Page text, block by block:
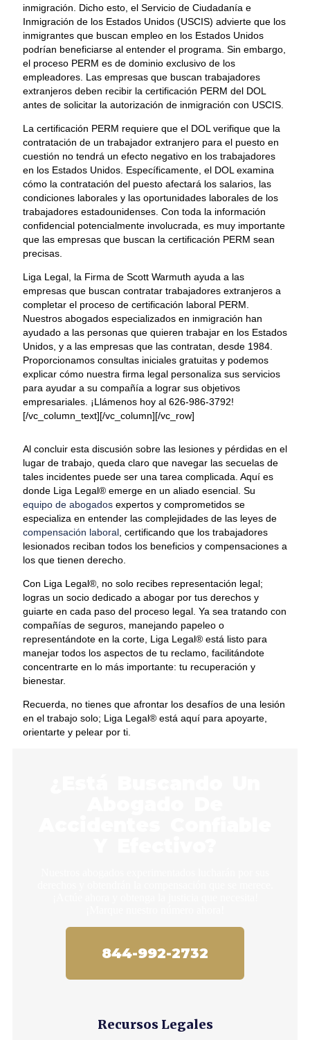
inmigración. Dicho esto, el Servicio de Ciudadanía e
Inmigración de los Estados Unidos (USCIS) advierte que los
inmigrantes que buscan empleo en los Estados Unidos
podrían beneficiarse al entender el programa. Sin embargo,
el proceso PERM es de dominio exclusivo de los
empleadores. Las empresas que buscan trabajadores
extranjeros deben recibir la certificación PERM del DOL
antes de solicitar la autorización de inmigración con USCIS.
La certificación PERM requiere que el DOL verifique que la
contratación de un trabajador extranjero para el puesto en
cuestión no tendrá un efecto negativo en los trabajadores
en los Estados Unidos. Específicamente, el DOL examina
cómo la contratación del puesto afectará los salarios, las
condiciones laborales y las oportunidades laborales de los
trabajadores estadounidenses. Con toda la información
confidencial potencialmente involucrada, es muy importante
que las empresas que buscan la certificación PERM sean
precisas.
Liga Legal, la Firma de Scott Warmuth ayuda a las
empresas que buscan contratar trabajadores extranjeros a
completar el proceso de certificación laboral PERM.
Nuestros abogados especializados en inmigración han
ayudado a las personas que quieren trabajar en los Estados
Unidos, y a las empresas que las contratan, desde 1984.
Proporcionamos consultas iniciales gratuitas y podemos
explicar cómo nuestra firma legal personaliza sus servicios
para ayudar a su compañía a lograr sus objetivos
empresariales. ¡Llámenos hoy al 626-986-3792!
[/vc_column_text][/vc_column][/vc_row]
Al concluir esta discusión sobre las lesiones y pérdidas en el
lugar de trabajo, queda claro que navegar las secuelas de
tales incidentes puede ser una tarea complicada. Aquí es
donde Liga Legal® emerge en un aliado esencial. Su
equipo de abogados expertos y comprometidos se
especializa en entender las complejidades de las leyes de
compensación laboral , certificando que los trabajadores
lesionados reciban todos los beneficios y compensaciones a
los que tienen derecho.
Con Liga Legal®, no solo recibes representación legal;
logras un socio dedicado a abogar por tus derechos y
guiarte en cada paso del proceso legal. Ya sea tratando con
compañías de seguros, manejando papeleo o
representándote en la corte, Liga Legal® está listo para
manejar todos los aspectos de tu reclamo, facilitándote
concentrarte en lo más importante: tu recuperación y
bienestar.
Recuerda, no tienes que afrontar los desafíos de una lesión
en el trabajo solo; Liga Legal® está aquí para apoyarte,
orientarte y pelear por ti.
844-992-2732
Recursos Legales